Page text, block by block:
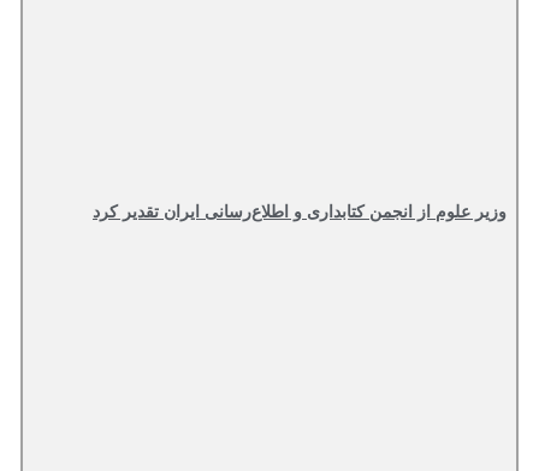
وزیر علوم از انجمن کتابداری و اطلاع‌رسانی ایران تقدیر کرد